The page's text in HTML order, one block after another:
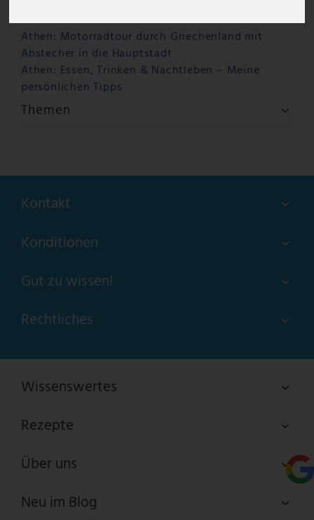
Ouzo für Feinschmecker
Athen: Motorradtour durch Griechenland mit
Abstecher in die Hauptstadt
Athen: Essen, Trinken & Nachtleben – Meine
persönlichen Tipps
Themen
Kontakt
Konditionen
Gut zu wissen!
Rechtliches
Wissenswertes
Rezepte
Über uns
Neu im Blog